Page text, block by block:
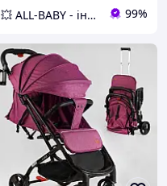
💥 ALL-BABY - інтернет - магазин товарів для дітей 99%